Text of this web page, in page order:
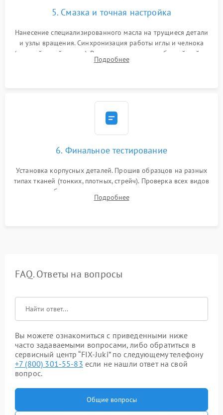
5. Смазка и точная настройка
Нанесение специализированного масла на трущиеся детали
и узлы вращения. Синхронизация работы иглы и челнока
(настройка таймингов). Регулировка высоты зубчатой рейки,
центровка игловодителя и калибровка натяжителей верхней
Подробнее
6. Финальное тестирование
Установка корпусных деталей. Прошив образцов на разных
типах тканей (тонких, плотных, стрейч). Проверка всех видов
строчек, работы реверса, выметывания петли и намотчика
шпульки. Контроль плавности хода и отсутствия
Подробнее
FAQ. Ответы на вопросы
Вы можете ознакомиться с приведенными ниже
часто задаваемыми вопросами, либо обратиться в
сервисный центр “FIX-Juki” по следующему телефону
+7 (800) 301-55-83 если не нашли ответ на свой
вопрос.
Общие вопросы